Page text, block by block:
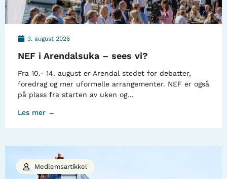
3. august 2026
NEF i Arendalsuka – sees vi?
Fra 10.- 14. august er Arendal stedet for debatter,
foredrag og mer uformelle arrangementer. NEF er også
på plass fra starten av uken og…
Les mer →
Medlemsartikkel